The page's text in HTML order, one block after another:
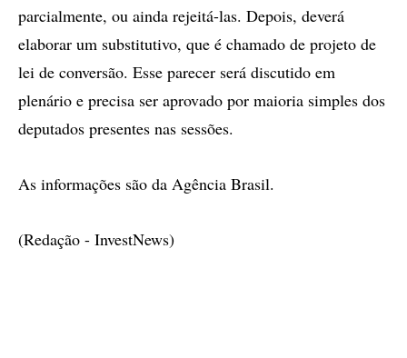
parcialmente, ou ainda rejeitá-las. Depois, deverá
elaborar um substitutivo, que é chamado de projeto de
lei de conversão. Esse parecer será discutido em
plenário e precisa ser aprovado por maioria simples dos
deputados presentes nas sessões.
As informações são da Agência Brasil.
(Redação - InvestNews)